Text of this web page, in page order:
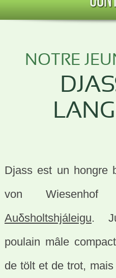
NOTRE
Djass est un hongre
von
Auδsholtshjáleigu.
poulain mâle
de tölt et de trot,